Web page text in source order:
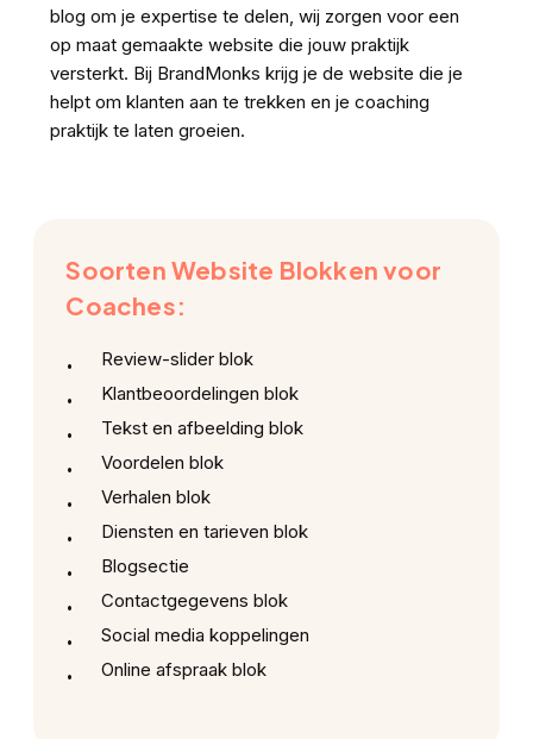
blog om je expertise te delen, wij zorgen voor een
op maat gemaakte website die jouw praktijk
versterkt. Bij BrandMonks krijg je de website die je
helpt om klanten aan te trekken en je coaching
praktijk te laten groeien.
Soorten Website Blokken voor
Coaches:
Review-slider blok
Klantbeoordelingen blok
Tekst en afbeelding blok
Voordelen blok
Verhalen blok
Diensten en tarieven blok
Blogsectie
Contactgegevens blok
Social media koppelingen
Online afspraak blok